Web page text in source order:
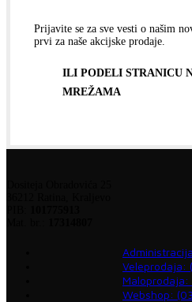
Prijavite se za sve vesti o našim
prvi za naše akcijske prodaje.
ILI PODELI STRANICU
MREŽAMA
Veleprodaja:
Webshop: